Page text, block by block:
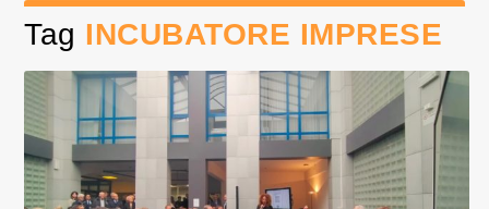
Tag INCUBATORE IMPRESE